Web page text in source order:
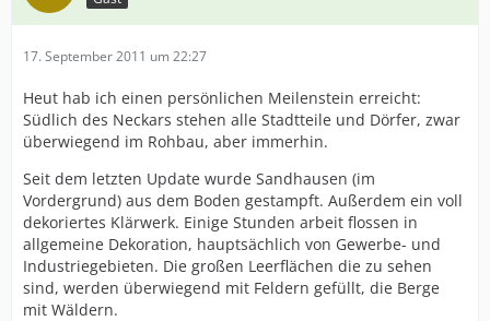
17. September 2011 um 22:27
Heut hab ich einen persönlichen Meilenstein erreicht:
Südlich des Neckars stehen alle Stadtteile und Dörfer, zwar
überwiegend im Rohbau, aber immerhin.
Seit dem letzten Update wurde Sandhausen (im
Vordergrund) aus dem Boden gestampft. Außerdem ein voll
dekoriertes Klärwerk. Einige Stunden arbeit flossen in
allgemeine Dekoration, hauptsächlich von Gewerbe- und
Industriegebieten. Die großen Leerflächen die zu sehen
sind, werden überwiegend mit Feldern gefüllt, die Berge
mit Wäldern.